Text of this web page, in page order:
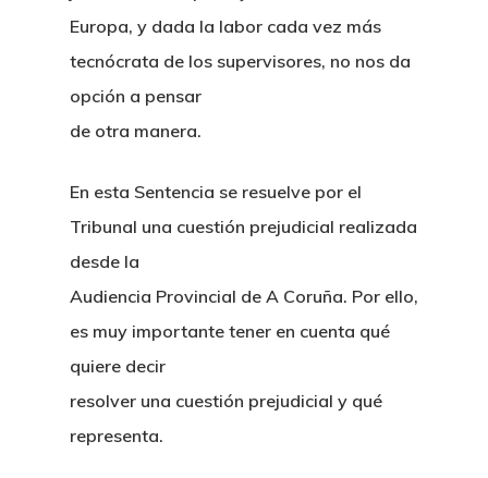
Europa, y dada la labor cada vez más
tecnócrata de los supervisores, no nos da
opción a pensar
de otra manera.
En esta Sentencia se resuelve por el
Tribunal una cuestión prejudicial realizada
desde la
Audiencia Provincial de A Coruña. Por ello,
es muy importante tener en cuenta qué
quiere decir
resolver una cuestión prejudicial y qué
representa.